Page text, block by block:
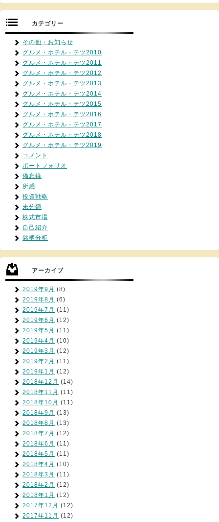
カテゴリー
その他・お知らせ
グルメ・ホテル・テツ2010
グルメ・ホテル・テツ2011
グルメ・ホテル・テツ2012
グルメ・ホテル・テツ2013
グルメ・ホテル・テツ2014
グルメ・ホテル・テツ2015
グルメ・ホテル・テツ2016
グルメ・ホテル・テツ2017
グルメ・ホテル・テツ2018
グルメ・ホテル・テツ2019
コメント
ポートフォリオ
備忘録
所感
投資戦略
未分類
株式市場
自己紹介
銘柄分析
アーカイブ
2019年9月 (8)
2019年8月 (6)
2019年7月 (11)
2019年6月 (12)
2019年5月 (11)
2019年4月 (10)
2019年3月 (12)
2019年2月 (11)
2019年1月 (12)
2018年12月 (14)
2018年11月 (11)
2018年10月 (11)
2018年9月 (13)
2018年8月 (13)
2018年7月 (12)
2018年6月 (11)
2018年5月 (11)
2018年4月 (10)
2018年3月 (11)
2018年2月 (12)
2018年1月 (12)
2017年12月 (12)
2017年11月 (12)